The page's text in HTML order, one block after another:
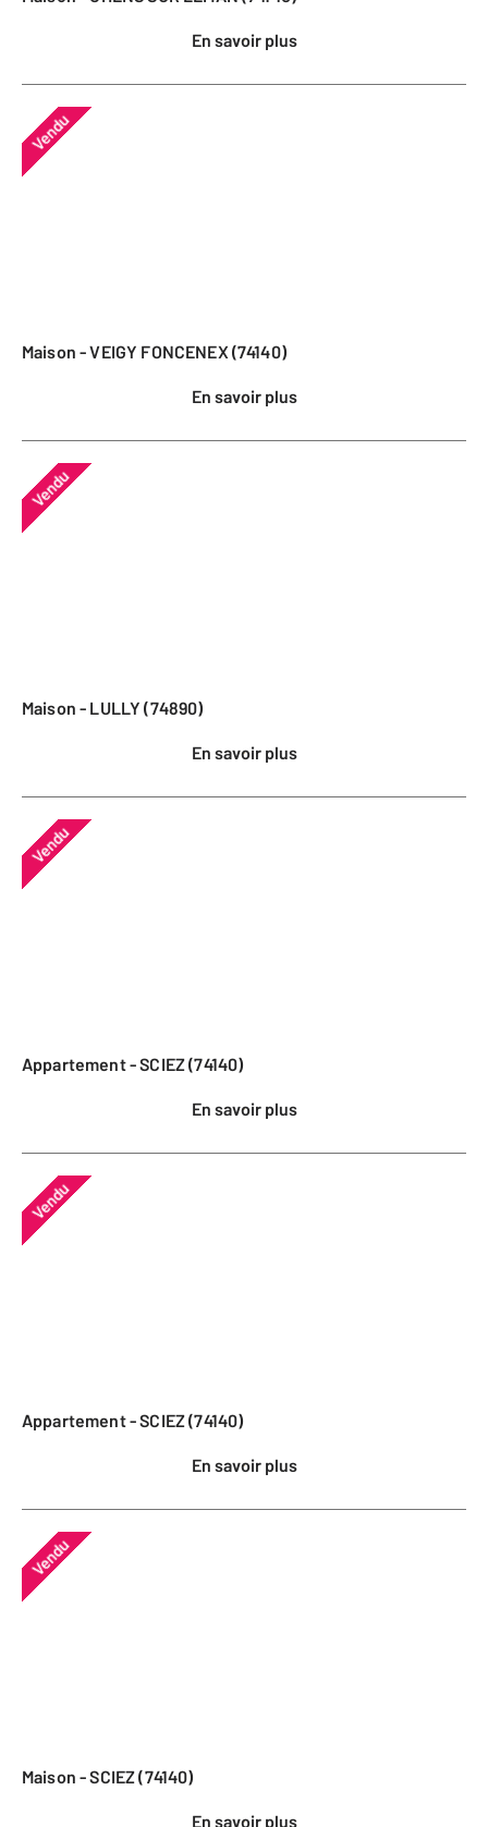
En savoir plus
Vendu
Maison - VEIGY FONCENEX (74140)
En savoir plus
Vendu
Maison - LULLY (74890)
En savoir plus
Vendu
Appartement - SCIEZ (74140)
En savoir plus
Vendu
Appartement - SCIEZ (74140)
En savoir plus
Vendu
Maison - SCIEZ (74140)
En savoir plus